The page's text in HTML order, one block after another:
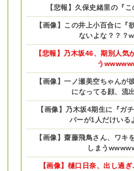
【悲報】久保史緒里の『
【画像】この井上小百合に『
ないよな？？？
【悲報】乃木坂46、期別人気
う
【画像】一ノ瀬美空ちゃんが
になってる顔、流
【画像】乃木坂4期生に『ガ
バーが1人だけいる
【画像】齋藤飛鳥さん、ワキ
しまう
【画像】樋口日奈、出し過